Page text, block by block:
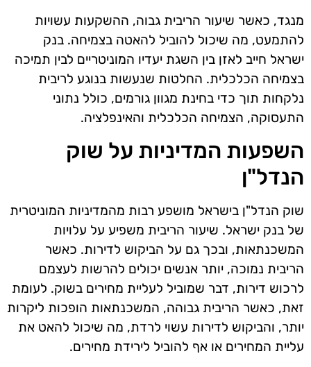
מנגד, כאשר שיעור הריבית גבוה, ההשקעות עשויות
להתמעט, מה שיכול להוביל להאטה בצמיחה. בנק
ישראל חייב לאזן בין השגת יעדיו המוניטריים לבין תמיכה
בצמיחה הכלכלית. החלטות שנעשות בנוגע לריבית
נלקחות תוך כדי בחינת מגוון גורמים, כולל נתוני
התעסוקה, הצמיחה הכלכלית והאינפלציה.
השפעות המדיניות על שוק
הנדל"ן
שוק הנדל"ן בישראל מושפע רבות מהמדיניות המוניטרית
של בנק ישראל. שיעור הריבית משפיע על עלויות
המשכנתאות, ובכך גם על הביקוש לדירות. כאשר
הריבית נמוכה, יותר אנשים יכולים להרשות לעצמם
לרכוש דירות, דבר שמוביל לעליית מחירים בשוק. לעומת
זאת, כאשר הריבית גבוהה, המשכנתאות הופכות ליקרות
יותר, והביקוש לדירות עשוי לרדת, מה שיכול להאט את
עליית המחירים או אף להוביל לירידת מחירים.